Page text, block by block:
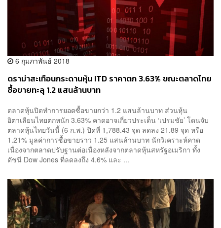
6 กุมภาพันธ์ 2018
ดราม่าสะเทือนกระดานหุ้น ITD ราคาตก 3.63% ขณะตลาดไทย
ซื้อขายทะลุ 1.2 แสนล้านบาท
ตลาดหุ้นปิดทำการยอดซื้อขายกว่า 1.2 แสนล้านบาท ส่วนหุ้น
อิตาเลียนไทยตกหนัก 3.63% คาดอาจเกี่ยวประเด็น ‘เปรมชัย’ โดนจับ
ตลาดหุ้นไทยวันนี้ (6 ก.พ.) ปิดที่ 1,788.43 จุด ลดลง 21.89 จุด หรือ
1.21% มูลค่าการซื้อขายราว 1.25 แสนล้านบาท นักวิเคราะห์คาด
เนื่องจากตลาดปรับฐานต่อเนื่องหลังจากตลาดหุ้นสหรัฐอเมริกา ทั้ง
ดัชนี Dow Jones ที่ลดลงถึง 4.6% และ ...